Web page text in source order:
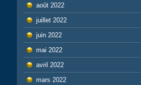
août 2022
juillet 2022
juin 2022
mai 2022
avril 2022
mars 2022